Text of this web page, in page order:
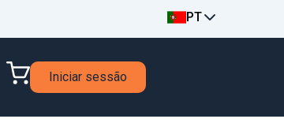
PT
Iniciar sessão